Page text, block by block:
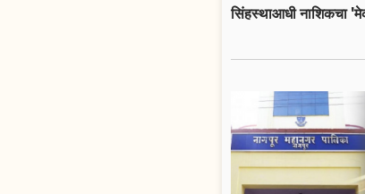
सिंहस्थाआधी नाशिकचा